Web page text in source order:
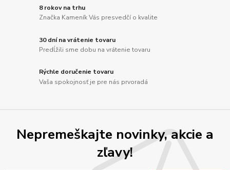
8 rokov na trhu
Značka Kameník Vás presvedčí o kvalite
30 dní na vrátenie tovaru
Predĺžili sme dobu na vrátenie tovaru
Rýchle doručenie tovaru
Vaša spokojnosť je pre nás prvoradá
Nepremeškajte novinky, akcie a
zľavy!